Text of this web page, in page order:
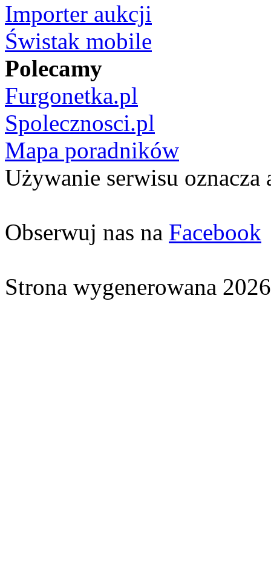
Importer aukcji
Świstak mobile
Polecamy
Furgonetka.pl
Spolecznosci.pl
Mapa poradników
Używanie serwisu oznacza
Obserwuj nas na Facebook
Strona wygenerowana